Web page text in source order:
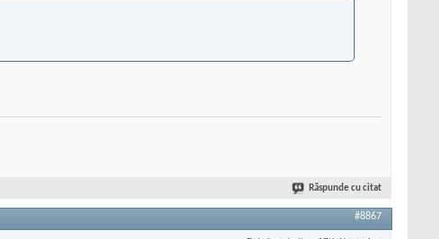
Răspunde cu citat
#8867